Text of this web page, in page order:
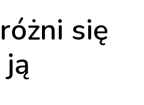
się